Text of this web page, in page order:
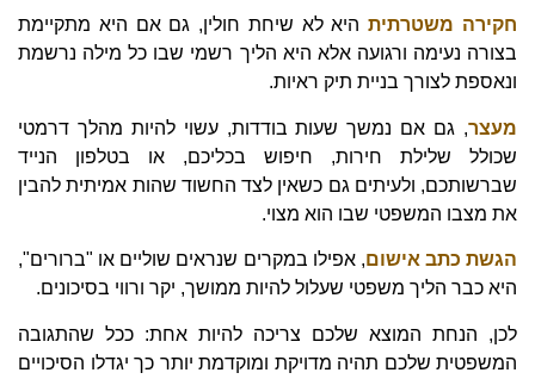
חקירה משטרתיתהיא לא שיחת חולין, גם אם היא מתקיימת
בצורה נעימה ורגועה אלא היא הליך רשמי שבו כל מילה נרשמת
ונאספת לצורך בניית תיק ראיות.
מעצר, גם אם נמשך שעות בודדות, עשוי להיות מהלך דרמטי
שכולל שלילת חירות, חיפוש בכליכם, או בטלפון הנייד
שברשותכם, ולעיתים גם כשאין לצד החשוד שהות אמיתית להבין
את מצבו המשפטי שבו הוא מצוי.
הגשת כתב אישום, אפילו במקרים שנראים שוליים או "ברורים",
היא כבר הליך משפטי שעלול להיות ממושך, יקר ורווי בסיכונים.
לכן, הנחת המוצא שלכם צריכה להיות אחת: ככל שהתגובה
המשפטית שלכם תהיה מדויקת ומוקדמת יותר כך יגדלו הסיכויים